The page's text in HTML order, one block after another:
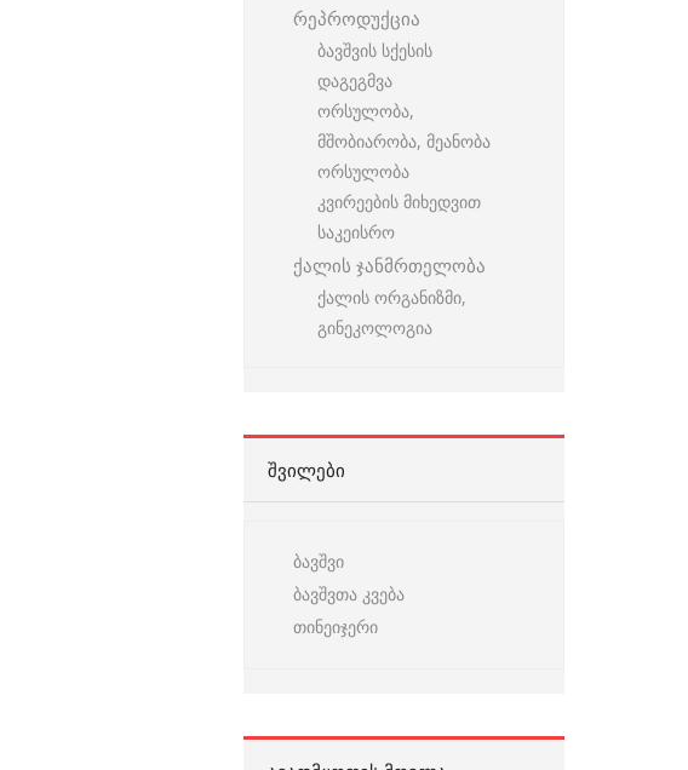
რეპროდუქცია
ბავშვის სქესის
დაგეგმვა
ორსულობა,
მშობიარობა, მეანობა
ორსულობა
კვირეების მიხედვით
საკეისრო
ქალის ჯანმრთელობა
ქალის ორგანიზმი,
გინეკოლოგია
ᲨᲕᲘᲚᲔᲑᲘ
ბავშვი
ბავშვთა კვება
თინეიჯერი